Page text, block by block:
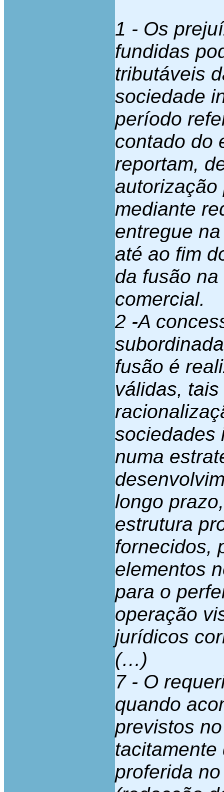
1 - Os
fundidas
tributáveis
sociedade
período
contado do
reportam,
autorização
mediante
entregue
até ao fim
da fusão
comercial.
2 -A
fusão é
válidas,
sociedades
numa
longo
estrutura
fornecidos,
elementos
para o
operação
jurídicos
(…)
7 - O
quando
previstos
proferida